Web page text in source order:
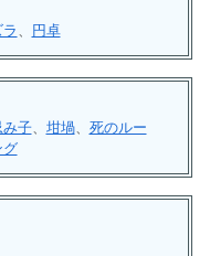
、 円卓
み子、 坩堝、 死のルー
グ